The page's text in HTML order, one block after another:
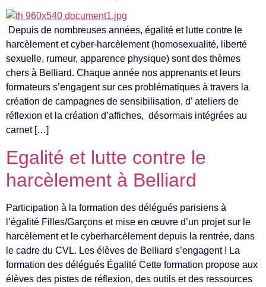
Depuis de nombreuses années, égalité et lutte contre le
harcèlement et cyber-harcèlement (homosexualité, liberté
sexuelle, rumeur, apparence physique) sont des thèmes
chers à Belliard. Chaque année nos apprenants et leurs
formateurs s’engagent sur ces problématiques à travers la
création de campagnes de sensibilisation, d’ ateliers de
réflexion et la création d’affiches, désormais intégrées au
carnet […]
Egalité et lutte contre le
harcèlement à Belliard
Participation à la formation des délégués parisiens à
l’égalité Filles/Garçons et mise en œuvre d’un projet sur le
harcèlement et le cyberharcèlement depuis la rentrée, dans
le cadre du CVL. Les élèves de Belliard s’engagent ! La
formation des délégués Égalité Cette formation propose aux
élèves des pistes de réflexion, des outils et des ressources